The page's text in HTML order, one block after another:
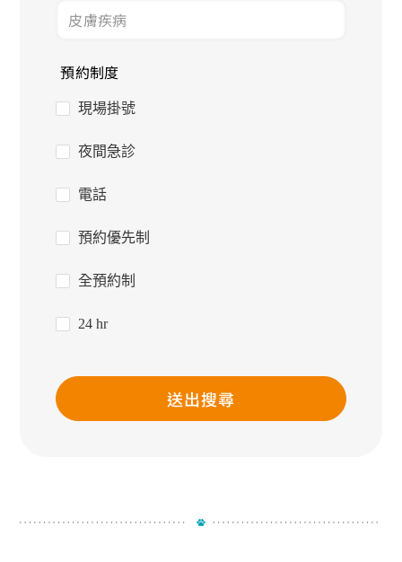
預約制度
現場掛號
夜間急診
電話
預約優先制
全預約制
24 hr
送出搜尋